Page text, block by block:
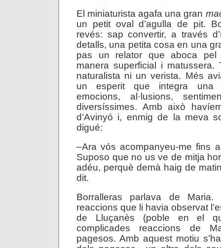
El miniaturista agafa una gran
un petit oval d’agulla de pit.
revés: sap convertir, a través
detalls, una petita cosa en una
pas un relator que aboca pel
manera superficial i
naturalista ni un verista. Més
un esperit que integra una
emocions, al·lusions,
diversíssimes. Amb això
d’Avinyó i, enmig de la meva
digué:
–Ara vós acompanyeu-me fins
Suposo que no us ve de mitja
adéu, perquè demà haig de
dit.
Borralleras parlava de
reaccions que li havia observat
de Lluçanès (poble en el
complicades reaccions de
pagesos. Amb aquest motiu